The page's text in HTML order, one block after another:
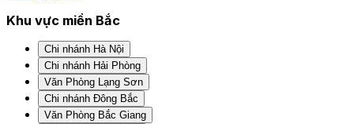
Khu vực miền Bắc
Chi nhánh Hà Nội
Chi nhánh Hải Phòng
Văn Phòng Lạng Sơn
Chi nhánh Đông Bắc
Văn Phòng Bắc Giang